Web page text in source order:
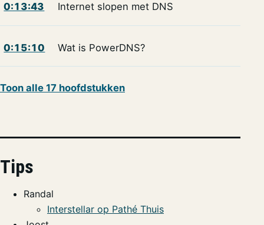
0:13:43 Internet slopen met DNS
0:15:10 Wat is PowerDNS?
Toon alle 17 hoofdstukken
Tips
Randal
Interstellar op Pathé Thuis